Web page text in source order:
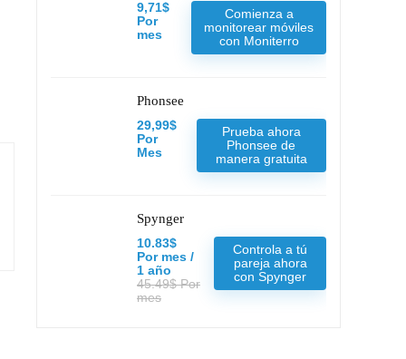
9,71$
Por
mes
Comienza a
monitorear móviles
con Moniterro
Phonsee
29,99$
Por
Mes
Prueba ahora
Phonsee de
manera gratuita
Spynger
10.83$
Por mes /
1 año
45.49$ Por
mes
Controla a tú
pareja ahora
con Spynger